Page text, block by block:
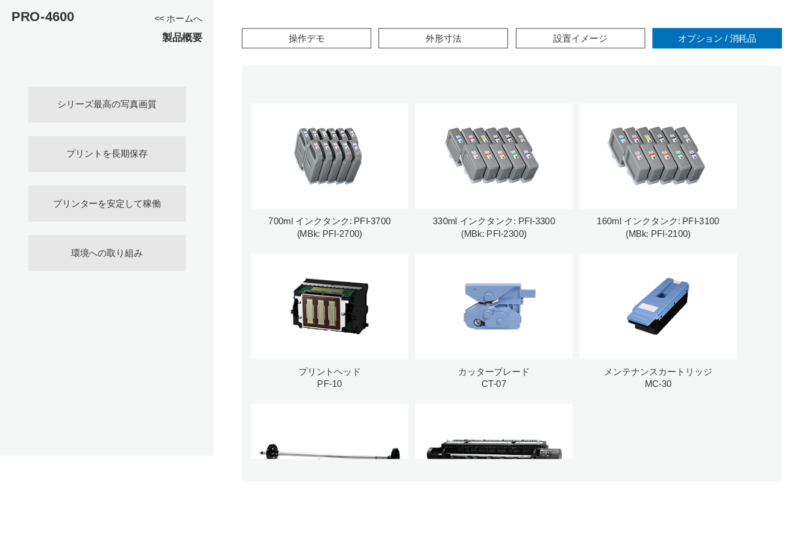
PRO-4600 << ホームへ
製品概要
シリーズ最高の写真画質
プリントを長期保存
プリンターを安定して稼働
環境への取り組み
操作デモ 外形寸法 設置イメージ オプション / 消耗品
700ml インクタンク: PFI-3700
(MBk: PFI-2700)
330ml インクタンク: PFI-3300
(MBk: PFI-2300)
160ml インクタンク: PFI-3100
(MBk: PFI-2100)
プリントヘッド
PF-10
カッターブレード
CT-07
メンテナンスカートリッジ
MC-30